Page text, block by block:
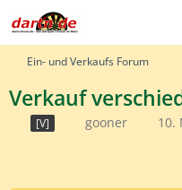
Ein- und Verkaufs Forum
Verkauf
[V] gooner 10.